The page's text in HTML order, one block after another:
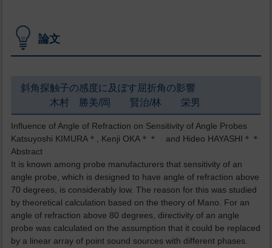
論文
斜角探触子の感度に及ぼす屈折角の影響
木村 勝美/岡 賢治/林 栄男
Influence of Angle of Refraction on Sensitivity of Angle Probes
Katsuyoshi KIMURA＊, Kenji OKA＊＊ and Hideo HAYASHI＊＊
Abstract
It is known among probe manufacturers that sensitivity of an
angle probe, which is designed to have angle of refraction above
70 degrees, is considerably low. The reason for this was studied
by theoretical calculation based on the theory of Mano. For an
angle of refraction above 80 degrees, directivity of an angle
probe was calculated on the assumption that it could be replaced
by a linear array of point sound sources with different phases.